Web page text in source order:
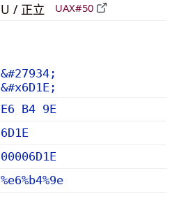
U / 正立 UAX#50
&#27934;
&#x6D1E;
E6 B4 9E
6D1E
00006D1E
%e6%b4%9e